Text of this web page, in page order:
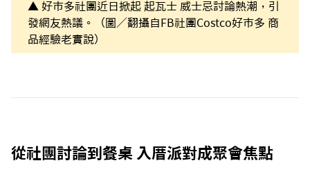
▲ 好市多社團近日掀起 起瓦士 威士忌討論熱潮，引
發網友熱議。（圖／翻攝自FB社團Costco好市多 商
品經驗老實說）
從社團討論到餐桌 入厝派對成聚會焦點